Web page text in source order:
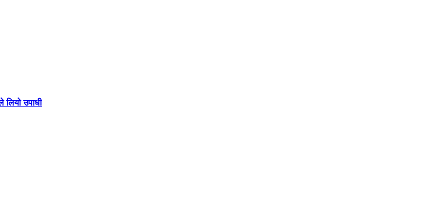
लियो उपाधी